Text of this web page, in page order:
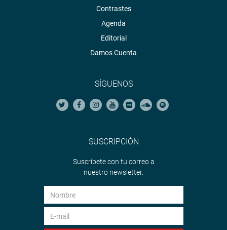
Contrastes
Agenda
Editorial
Damos Cuenta
SÍGUENOS
SUSCRIPCIÓN
Suscríbete con tu correo a
nuestro newsletter.